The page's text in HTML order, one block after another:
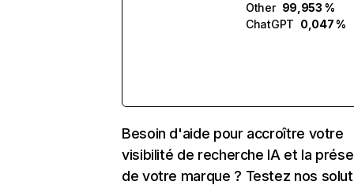
Other 99,953 %
ChatGPT 0,047 %
Besoin d'aide pour accroître votre
visibilité de recherche IA et la
de votre marque ? Testez nos